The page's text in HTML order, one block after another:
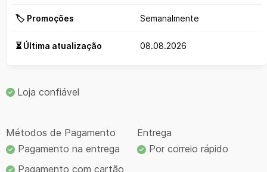
🏷️ Promoções Semanalmente
⏳ Última atualização 08.08.2026
Loja confiável
Métodos de Pagamento
Pagamento na entrega
Pagamento com cartão
Entrega
Por correio rápido